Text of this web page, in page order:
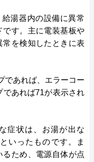
湯器内の設備に異常
す。主に電装基板や
を検知したときに表
であれば、エラーコー
であれば71が表示され
症状は、お湯が出な
いったものです。ま
ため、電源自体が点